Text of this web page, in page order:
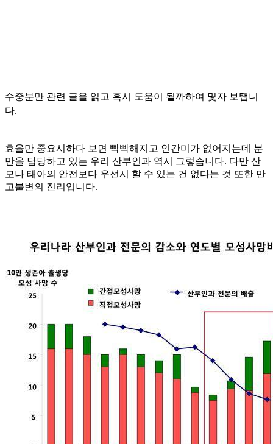
수중분만 관련 글을 읽고 혹시 도움이 될까하여 몇자 보탭니
다.
효율만 중요시하다 보면 빡빡해지고 인간미가 없어지는데 분
만을 담당하고 있는 우리 산부인과 역시 그렇습니다. 다만 산
모나 태아의 안전보다 우선시 할 수 있는 건 없다는 것 또한 만
고불변의 진리입니다.